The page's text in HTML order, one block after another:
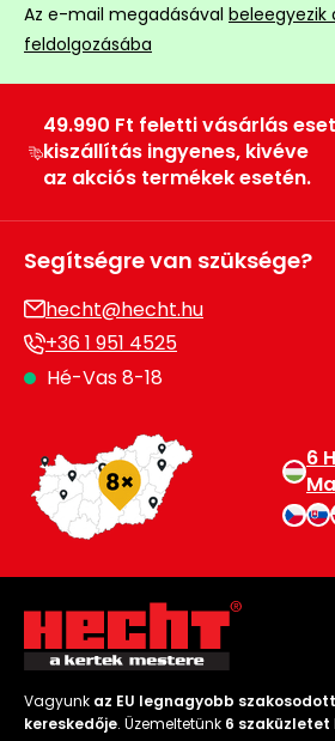
Az e-mail megadásával beleegyezik
feldolgozásába
49.990 Ft feletti vásárlás
kiszállítás ingyenes, kivéve
az akciós termékek esetén.
Segítségre van szüksége?
hecht@hecht.hu
+36 1 951 4525
Hé-Vas 8-18
6
Vagyunk az EU legnagyobb
kereskedője. Üzemeltetünk 6 szaküzletet